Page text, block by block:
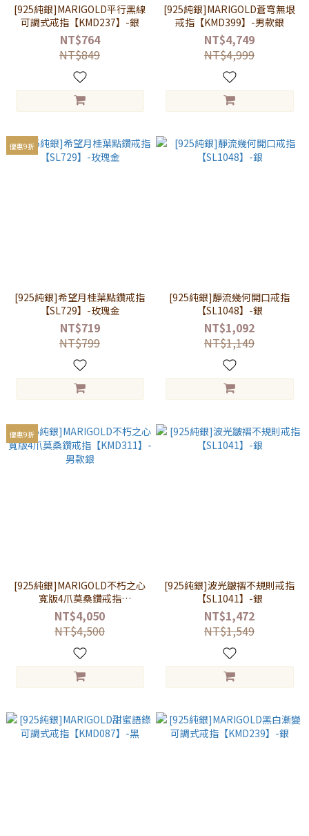
[925純銀]MARIGOLD平行黑線
可調式戒指【KMD237】-銀
NT$764
NT$849
[925純銀]MARIGOLD蒼穹無垠
戒指【KMD399】-男款銀
NT$4,749
NT$4,999
優惠9折
[925純銀]希望月桂葉點鑽戒指
【SL729】-玫瑰金
NT$719
NT$799
[925純銀]靜流幾何開口戒指
【SL1048】-銀
NT$1,092
NT$1,149
優惠9折
[925純銀]MARIGOLD不朽之心
寬版4爪莫桑鑽戒指
【KMD311】-男款銀
NT$4,050
NT$4,500
[925純銀]波光皺褶不規則戒指
【SL1041】-銀
NT$1,472
NT$1,549